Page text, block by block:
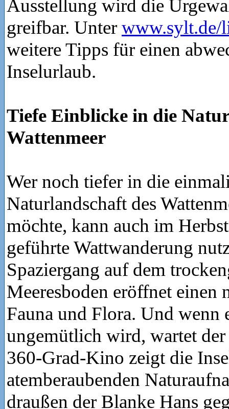
Ausstellung wird die
greifbar. Unter www.sylt.de/
weitere Tipps für einen
Inselurlaub.
Tiefe Einblicke in die
Wattenmeer
Wer noch tiefer in die
Naturlandschaft des
möchte, kann auch im
geführte Wattwanderung
Spaziergang auf dem
Meeresboden eröffnet einen
Fauna und Flora. Und wenn
ungemütlich wird, wartet
360-Grad-Kino zeigt die
atemberaubenden
draußen der Blanke Hans